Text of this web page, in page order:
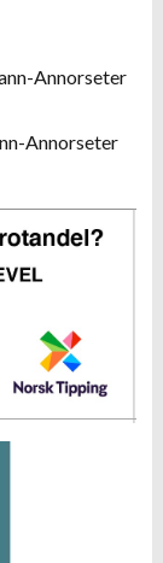
Annorseter
Annorseter